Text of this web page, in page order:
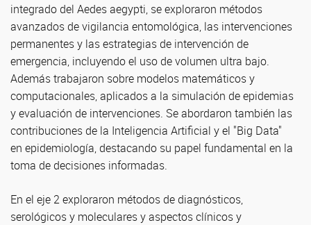
integrado del Aedes aegypti, se exploraron métodos
avanzados de vigilancia entomológica, las intervenciones
permanentes y las estrategias de intervención de
emergencia, incluyendo el uso de volumen ultra bajo.
Además trabajaron sobre modelos matemáticos y
computacionales, aplicados a la simulación de epidemias
y evaluación de intervenciones. Se abordaron también las
contribuciones de la Inteligencia Artificial y el "Big Data"
en epidemiología, destacando su papel fundamental en la
toma de decisiones informadas.
En el eje 2 exploraron métodos de diagnósticos,
serológicos y moleculares y aspectos clínicos y